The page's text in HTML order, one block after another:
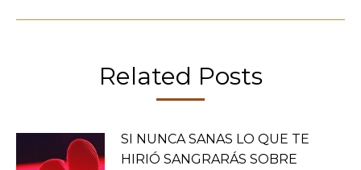
Related Posts
SI NUNCA SANAS LO QUE TE
HIRIÓ SANGRARÁS SOBRE